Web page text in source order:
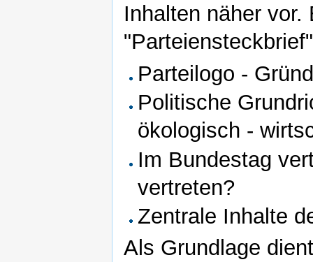
Inhalten näher
Parteilogo -
Politische
ökologisch -
Im Bundestag
vertreten?
Zentrale Inhalte
Als Grundlage